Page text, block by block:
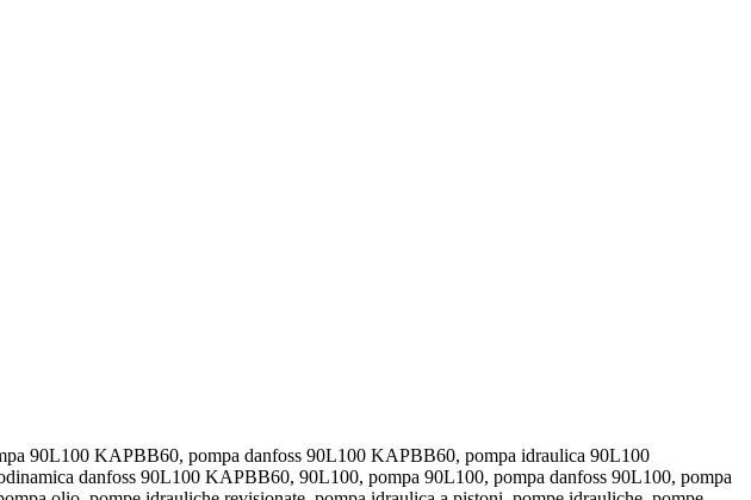
90L100 KAPBB60, pompa danfoss 90L100 KAPBB60, pompa idraulica 90L100
danfoss 90L100 KAPBB60, 90L100, pompa 90L100, pompa danfoss 90L100, pompa